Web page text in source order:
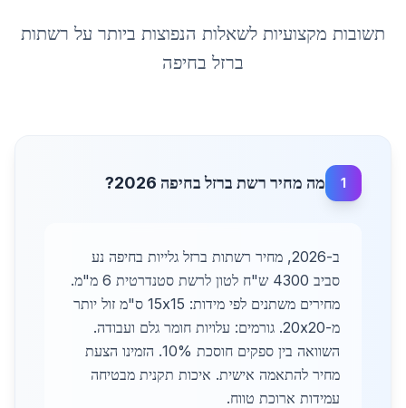
תשובות מקצועיות לשאלות הנפוצות ביותר על רשתות
ברזל בחיפה
1 מה מחיר רשת ברזל בחיפה 2026?
ב-2026, מחיר רשתות ברזל גלייות בחיפה נע
סביב 4300 ש"ח לטון לרשת סטנדרטית 6 מ"מ.
מחירים משתנים לפי מידות: 15x15 ס"מ זול יותר
מ-20x20. גורמים: עלויות חומר גלם ועבודה.
השוואה בין ספקים חוסכת 10%. הזמינו הצעת
מחיר להתאמה אישית. איכות תקנית מבטיחה
עמידות ארוכת טווח.